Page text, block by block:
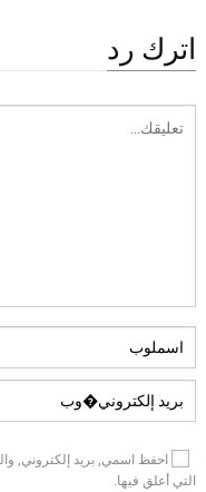
اترك رد
احفظ اسمي, بريد إلكتروني,
التي أعلق فيها.